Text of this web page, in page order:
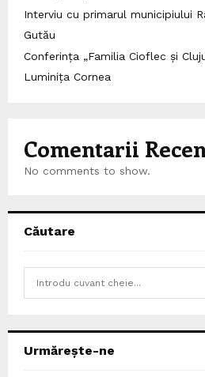
Interviu cu primarul municipiului
Gutău
Conferința „Familia Cioflec și
Luminița Cornea
Comentarii
No comments to show.
Căutare
h
Urmărește-ne